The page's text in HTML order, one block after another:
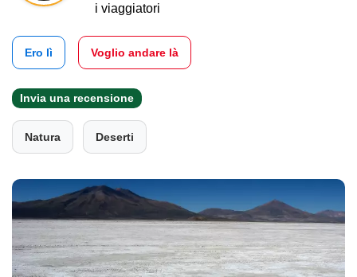
i viaggiatori
Ero lì Voglio andare là
Invia una recensione
Natura Deserti